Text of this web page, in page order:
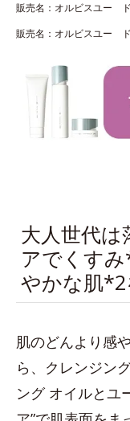
販売名：オルビスユー
販売名：オルビスユー
大人世代
アでくす
やかな肌*2
肌のどんより感
ら、クレンジン
ング オイルとユ